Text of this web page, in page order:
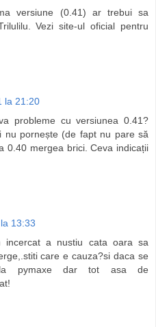
versiune (0.41) ar trebui sa
Vezi site-ul oficial pentru
la 21:20
probleme cu versiunea 0.41?
nu pornește (de fapt nu pare să
0.40 mergea brici. Ceva indicații
13:33
incercat a nustiu cata oara sa
care e cauza?si daca se
pymaxe dar tot asa de